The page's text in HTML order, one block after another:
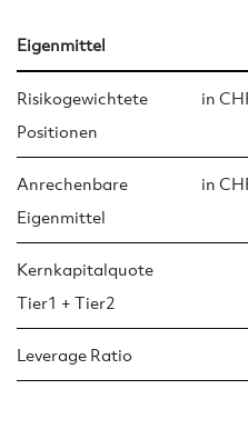
Eigenmittel
Risikogewichtete
Positionen
in
Anrechenbare
Eigenmittel
in
Kernkapitalquote
Tier1 + Tier2
Leverage Ratio